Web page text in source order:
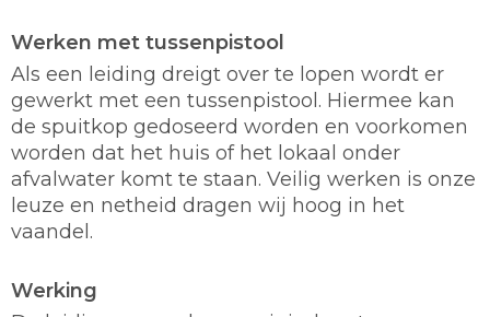
Werken met tussenpistool
Als een leiding dreigt over te lopen wordt er
gewerkt met een tussenpistool. Hiermee kan
de spuitkop gedoseerd worden en voorkomen
worden dat het huis of het lokaal onder
afvalwater komt te staan. Veilig werken is onze
leuze en netheid dragen wij hoog in het
vaandel.
Werking